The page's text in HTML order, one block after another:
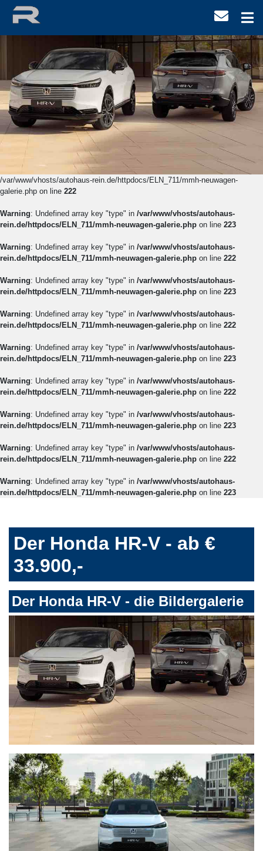
/var/www/vhosts/autohaus-rein.de/httpdocs/ELN_711/mmh-neuwagen-
galerie.php on line 222
Warning: Undefined array key "type" in /var/www/vhosts/autohaus-
rein.de/httpdocs/ELN_711/mmh-neuwagen-galerie.php on line 223
Warning: Undefined array key "type" in /var/www/vhosts/autohaus-
rein.de/httpdocs/ELN_711/mmh-neuwagen-galerie.php on line 222
Warning: Undefined array key "type" in /var/www/vhosts/autohaus-
rein.de/httpdocs/ELN_711/mmh-neuwagen-galerie.php on line 223
Warning: Undefined array key "type" in /var/www/vhosts/autohaus-
rein.de/httpdocs/ELN_711/mmh-neuwagen-galerie.php on line 222
Warning: Undefined array key "type" in /var/www/vhosts/autohaus-
rein.de/httpdocs/ELN_711/mmh-neuwagen-galerie.php on line 223
Warning: Undefined array key "type" in /var/www/vhosts/autohaus-
rein.de/httpdocs/ELN_711/mmh-neuwagen-galerie.php on line 222
Warning: Undefined array key "type" in /var/www/vhosts/autohaus-
rein.de/httpdocs/ELN_711/mmh-neuwagen-galerie.php on line 223
Warning: Undefined array key "type" in /var/www/vhosts/autohaus-
rein.de/httpdocs/ELN_711/mmh-neuwagen-galerie.php on line 222
Warning: Undefined array key "type" in /var/www/vhosts/autohaus-
rein.de/httpdocs/ELN_711/mmh-neuwagen-galerie.php on line 223
Der Honda HR-V - ab €
33.900,-
Der Honda HR-V - die Bildergalerie